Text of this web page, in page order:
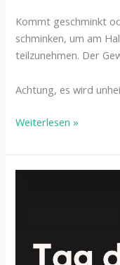
Kommt geschminkt
schminken, um am
teilzunehmen. Der
Achtung, es wird
Weiterlesen »